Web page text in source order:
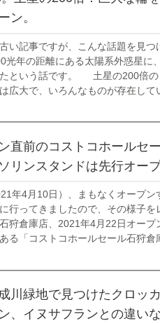
ン。
い記事ですが、こんな話題を見
光年の距離にある太陽系外惑星に
という話です。 土星の200倍の
広大で、いろんなものが存在して
せている私たちには思いつきもし
ます。 今回の話もそ...
直前のコストコホールセ
リンスタンドは先行オー
年4月10日）、まもなくオープ
行ってきましたので、その様子
狩倉庫店、2021年4月22日オー
る「コストコホールセール石狩倉
。１年ほど前にこのブログでも記
ね。 コストコは...
川緑地で見つけたクロッ
、イヌサフランとの違い